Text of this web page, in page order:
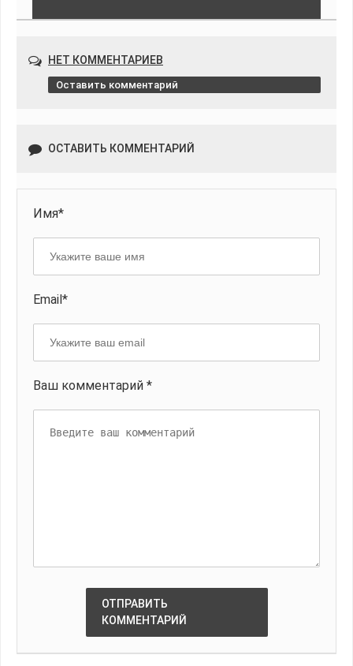
НЕТ КОММЕНТАРИЕВ
Оставить комментарий
ОСТАВИТЬ КОММЕНТАРИЙ
Имя*
Email*
Ваш комментарий *
ОТПРАВИТЬ
КОММЕНТАРИЙ